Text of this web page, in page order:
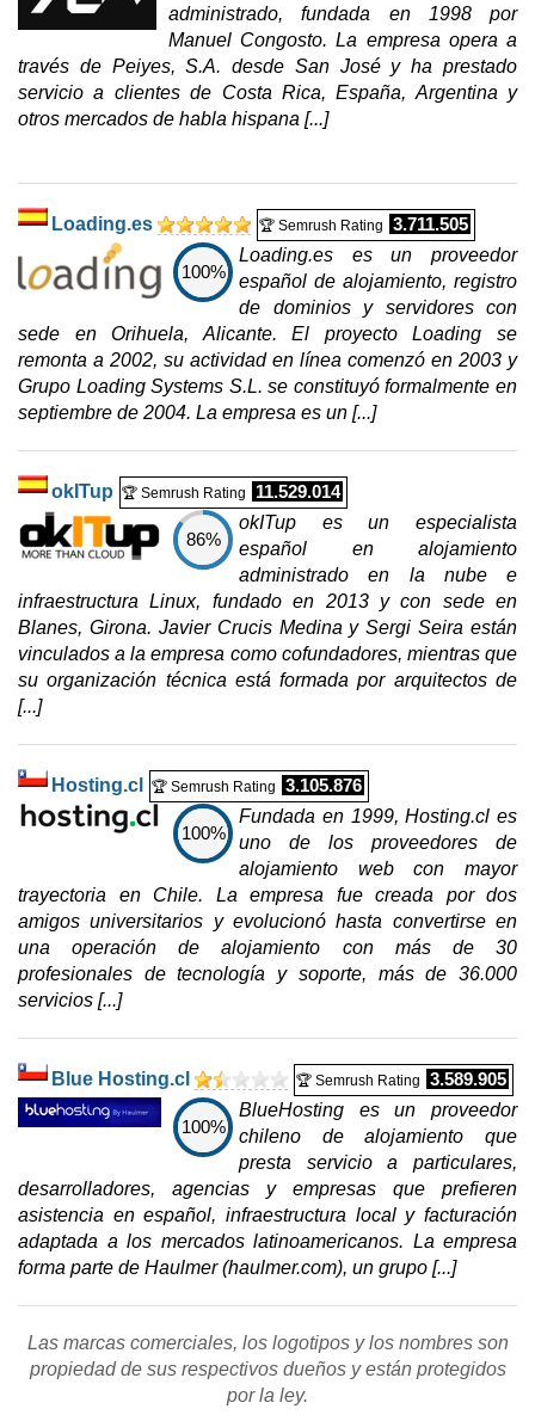
administrado, fundada en 1998 por
Manuel Congosto. La empresa opera a
través de Peiyes, S.A. desde San José y ha prestado
servicio a clientes de Costa Rica, España, Argentina y
otros mercados de habla hispana [...]
Loading.es 🏆 Semrush Rating 3.711.505
100%
Loading.es es un proveedor
español de alojamiento, registro
de dominios y servidores con
sede en Orihuela, Alicante. El proyecto Loading se
remonta a 2002, su actividad en línea comenzó en 2003 y
Grupo Loading Systems S.L. se constituyó formalmente en
septiembre de 2004. La empresa es un [...]
okITup 🏆 Semrush Rating 11.529.014
86%
okITup es un especialista
español en alojamiento
administrado en la nube e
infraestructura Linux, fundado en 2013 y con sede en
Blanes, Girona. Javier Crucis Medina y Sergi Seira están
vinculados a la empresa como cofundadores, mientras que
su organización técnica está formada por arquitectos de
[...]
Hosting.cl 🏆 Semrush Rating 3.105.876
100%
Fundada en 1999, Hosting.cl es
uno de los proveedores de
alojamiento web con mayor
trayectoria en Chile. La empresa fue creada por dos
amigos universitarios y evolucionó hasta convertirse en
una operación de alojamiento con más de 30
profesionales de tecnología y soporte, más de 36.000
servicios [...]
Blue Hosting.cl 🏆 Semrush Rating 3.589.905
100%
BlueHosting es un proveedor
chileno de alojamiento que
presta servicio a particulares,
desarrolladores, agencias y empresas que prefieren
asistencia en español, infraestructura local y facturación
adaptada a los mercados latinoamericanos. La empresa
forma parte de Haulmer (haulmer.com), un grupo [...]
Las marcas comerciales, los logotipos y los nombres son
propiedad de sus respectivos dueños y están protegidos
por la ley.